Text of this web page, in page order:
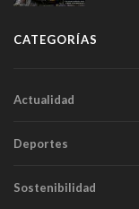
CATEGORÍAS
Actualidad
Deportes
Sostenibilidad